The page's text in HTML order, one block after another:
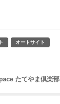
オートサイト
たてやま倶楽部